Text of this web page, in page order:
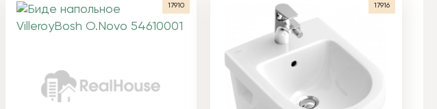
17910 17916